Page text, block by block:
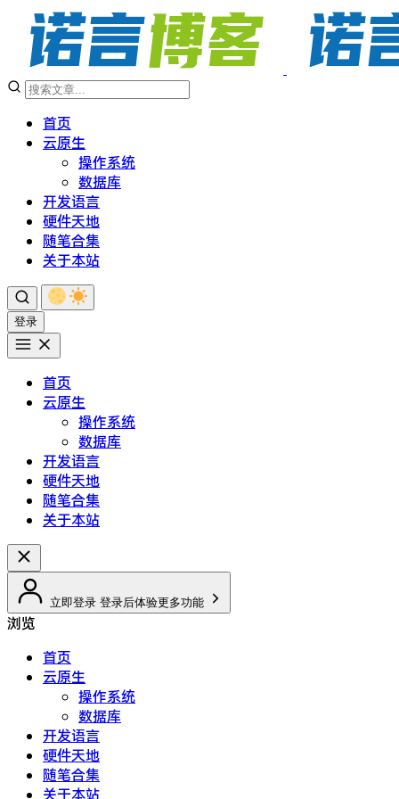
首页
云原生
操作系统
数据库
开发语言
硬件天地
随笔合集
关于本站
登录
首页
云原生
操作系统
数据库
开发语言
硬件天地
随笔合集
关于本站
立即登录 登录后体验更多功能
浏览
首页
云原生
操作系统
数据库
开发语言
硬件天地
随笔合集
关于本站